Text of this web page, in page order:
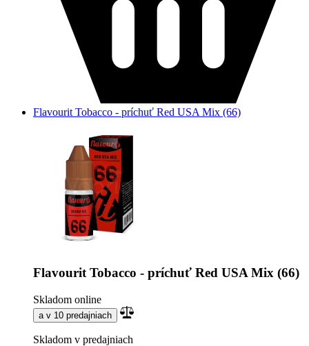
Flavourit Tobacco - príchuť Red USA Mix (66)
Flavourit Tobacco - príchuť Red USA Mix (66)
Skladom online
a v 10 predajniach
Skladom v predajniach